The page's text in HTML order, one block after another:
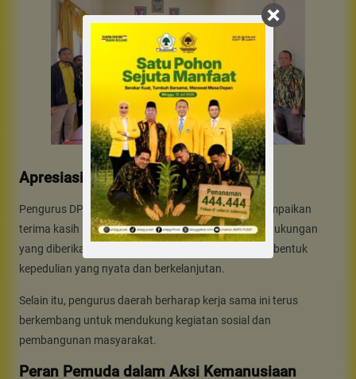
Apresiasi dari Pengurus DPD II
Pengurus DPD II Partai Golkar Aceh Tengah menyampaikan
terima kasih kepada PP AMPG atas perhatian dan dukungan
yang diberikan. Mereka menilai kegiatan ini sebagai bentuk
kepedulian yang nyata dan berkelanjutan.
Selain itu, pengurus daerah berharap kerja sama ini terus
berkembang untuk mendukung kegiatan sosial dan
pembangunan masyarakat.
Peran Pemuda dalam Aksi Kemanusiaan